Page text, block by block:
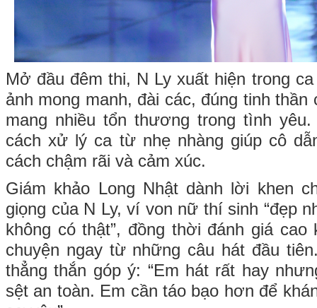
Mở đầu đêm thi, N Ly xuất hiện trong
ảnh mong manh, đài các, đúng tinh
mang nhiều tổn thương trong tình
cách xử lý ca từ nhẹ nhàng giúp cô
cách chậm rãi và cảm xúc.
Giám khảo Long Nhật dành lời khen
giọng của N Ly, ví von nữ thí sinh “đẹp
không có thật”, đồng thời đánh giá cao
chuyện ngay từ những câu hát đầu
thẳng thắn góp ý: “Em hát rất hay
sệt an toàn. Em cần táo bạo hơn để